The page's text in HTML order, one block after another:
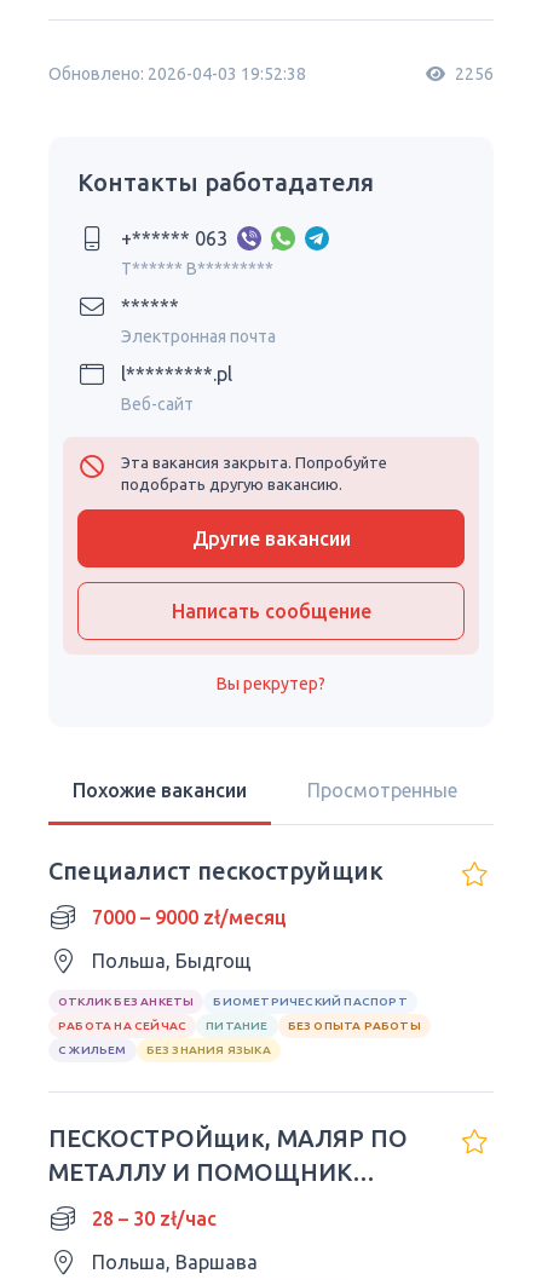
Обновлено: 2026-04-03 19:52:38 2256
Контакты работадателя
+****** 063
T****** B*********
******
Электронная почта
l*********.pl
Веб-сайт
Эта вакансия закрыта. Попробуйте
подобрать другую вакансию.
Другие вакансии
Написать сообщение
Вы рекрутер?
Похожие вакансии Просмотренные
Специалист пескоструйщик
7000 – 9000 zł/месяц
Польша, Быдгощ
ОТКЛИК БЕЗ АНКЕТЫ
БИОМЕТРИЧЕСКИЙ ПАСПОРТ
РАБОТА НА СЕЙЧАС
ПИТАНИЕ
БЕЗ ОПЫТА РАБОТЫ
С ЖИЛЬЕМ
БЕЗ ЗНАНИЯ ЯЗЫКА
ПЕСКОСТРОЙщик, МАЛЯР ПО
МЕТАЛЛУ И ПОМОЩНИК
МАЛЯРА
28 – 30 zł/час
Польша, Варшава